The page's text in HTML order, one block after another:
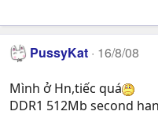
PussyKat 16/8/08
Mình ở Hn,tiếc quá
DDR1 512Mb second